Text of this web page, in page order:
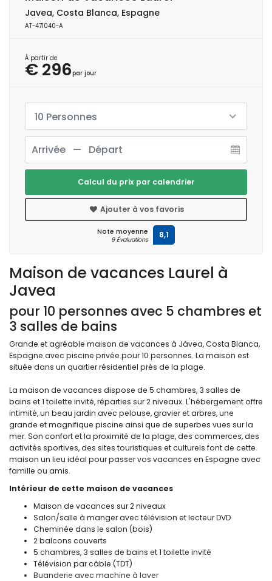
Maison de vacances Laurel à
Javea
pour 10 personnes avec 5 chambres et
3 salles de bains
Grande et agréable maison de vacances à Jávea, Costa Blanca,
Espagne avec piscine privée pour 10 personnes. La maison est
située dans un quartier résidentiel près de la plage.
La maison de vacances dispose de 5 chambres, 3 salles de
bains et 1 toilette invité, réparties sur 2 niveaux. L'hébergement offre
intimité, un beau jardin avec pelouse, gravier et arbres, une
grande et magnifique piscine ainsi que de superbes vues sur la
mer. Son confort et la proximité de la plage, des commerces, des
activités sportives, des sites touristiques et culturels font de cette
maison un lieu idéal pour passer vos vacances en Espagne avec
famille ou amis.
Intérieur de cette maison de vacances
Maison de vacances sur 2 niveaux
Salon/salle à manger avec télévision et lecteur DVD
Cheminée dans le salon (bois)
2 balcons couverts
5 chambres, 3 salles de bains et 1 toilette invité
Télévision par câble (TDT)
Buanderie avec machine à laver
Javea, Costa Blanca, Espagne
AT-471040-A
À partir de
€ 296par jour
10 Personnes
Calcul du prix par calendrier
Ajouter à vos favoris
Note moyenne
9 Évaluations 8,1